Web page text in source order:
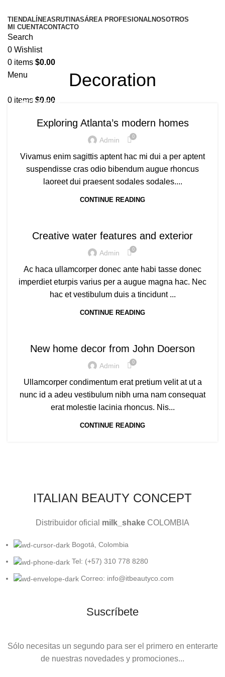
TIENDALÍNEAS RUTINASÁREA PROFESIONALNOSOTROS
MI CUENTACONTACTO
Search
0 Wishlist
0 items $0.00
Menu
0 items $0.00
Decoration
DECORATION
Exploring Atlanta’s modern homes
Admin 0
Vivamus enim sagittis aptent hac mi dui a per aptent
suspendisse cras odio bibendum augue rhoncus
laoreet dui praesent sodales sodales....
CONTINUE READING
Creative water features and exterior
Admin 0
Ac haca ullamcorper donec ante habi tasse donec
imperdiet eturpis varius per a augue magna hac. Nec
hac et vestibulum duis a tincidunt ...
CONTINUE READING
New home decor from John Doerson
Admin 0
Ullamcorper condimentum erat pretium velit at ut a
nunc id a adeu vestibulum nibh urna nam consequat
erat molestie lacinia rhoncus. Nis...
CONTINUE READING
ITALIAN BEAUTY CONCEPT
Distribuidor oficial milk_shake COLOMBIA
Bogotá, Colombia
Tel: (+57) 310 778 8280
Correo: info@itbeautyco.com
Suscríbete
Sólo necesitas un segundo para ser el primero en enterarte
de nuestras novedades y promociones...